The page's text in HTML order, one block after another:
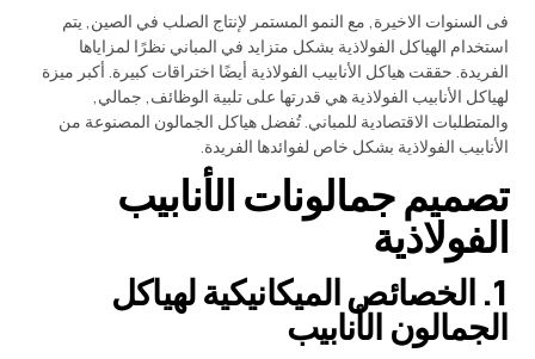
فى السنوات الاخيرة, مع النمو المستمر لإنتاج الصلب في الصين, يتم
استخدام الهياكل الفولاذية بشكل متزايد في المباني نظرًا لمزاياها
الفريدة. حققت هياكل الأنابيب الفولاذية أيضًا اختراقات كبيرة. أكبر ميزة
لهياكل الأنابيب الفولاذية هي قدرتها على تلبية الوظائف, جمالي,
والمتطلبات الاقتصادية للمباني. تُفضل هياكل الجمالون المصنوعة من
الأنابيب الفولاذية بشكل خاص لفوائدها الفريدة.
تصميم جمالونات الأنابيب
الفولاذية
1. الخصائص الميكانيكية لهياكل
الجمالون الأنابيب